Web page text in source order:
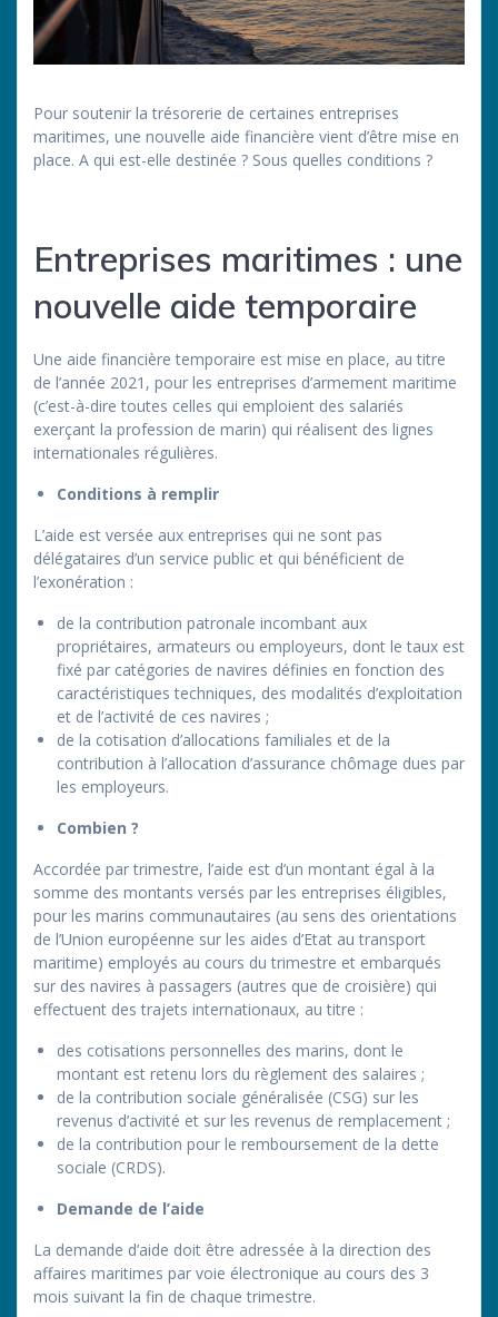
Pour soutenir la trésorerie de certaines entreprises
maritimes, une nouvelle aide financière vient d’être mise en
place. A qui est-elle destinée ? Sous quelles conditions ?
Entreprises maritimes : une
nouvelle aide temporaire
Une aide financière temporaire est mise en place, au titre
de l’année 2021, pour les entreprises d’armement maritime
(c’est-à-dire toutes celles qui emploient des salariés
exerçant la profession de marin) qui réalisent des lignes
internationales régulières.
Conditions à remplir
L’aide est versée aux entreprises qui ne sont pas
délégataires d’un service public et qui bénéficient de
l’exonération :
de la contribution patronale incombant aux
propriétaires, armateurs ou employeurs, dont le taux est
fixé par catégories de navires définies en fonction des
caractéristiques techniques, des modalités d’exploitation
et de l’activité de ces navires ;
de la cotisation d’allocations familiales et de la
contribution à l’allocation d’assurance chômage dues par
les employeurs.
Combien ?
Accordée par trimestre, l’aide est d’un montant égal à la
somme des montants versés par les entreprises éligibles,
pour les marins communautaires (au sens des orientations
de l’Union européenne sur les aides d’Etat au transport
maritime) employés au cours du trimestre et embarqués
sur des navires à passagers (autres que de croisière) qui
effectuent des trajets internationaux, au titre :
des cotisations personnelles des marins, dont le
montant est retenu lors du règlement des salaires ;
de la contribution sociale généralisée (CSG) sur les
revenus d’activité et sur les revenus de remplacement ;
de la contribution pour le remboursement de la dette
sociale (CRDS).
Demande de l’aide
La demande d’aide doit être adressée à la direction des
affaires maritimes par voie électronique au cours des 3
mois suivant la fin de chaque trimestre.